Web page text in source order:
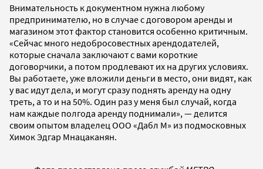
Внимательность к документном нужна любому
предпринимателю, но в случае с договором аренды и
магазином этот фактор становится особенно критичным.
«Сейчас много недобросовестных арендодателей,
которые сначала заключают с вами короткие
договорчики, а потом продлевают их на других условиях.
Вы работаете, уже вложили деньги в место, они видят, как
у вас идут дела, и могут сразу поднять аренду на одну
треть, а то и на 50%. Один раз у меня был случай, когда
нам каждые полгода аренду поднимали», — делится
своим опытом владелец ООО «Дабл М» из подмосковных
Химок Эдгар Мнацаканян.